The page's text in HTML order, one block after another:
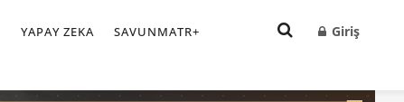
YAPAY ZEKA SAVUNMATR+ Giriş